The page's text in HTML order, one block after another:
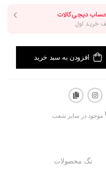
افزودن به سبد خرید
موجود در سایر شعب
تگ محصولات